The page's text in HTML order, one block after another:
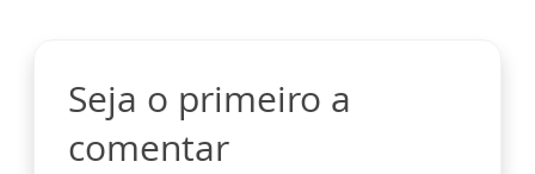
Seja o primeiro a
comentar